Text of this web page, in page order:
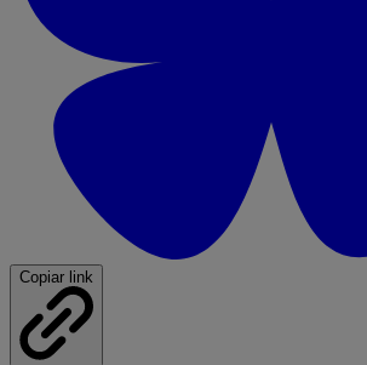
Copiar link